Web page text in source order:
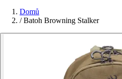
Domů
/ Batoh Browning Stalker